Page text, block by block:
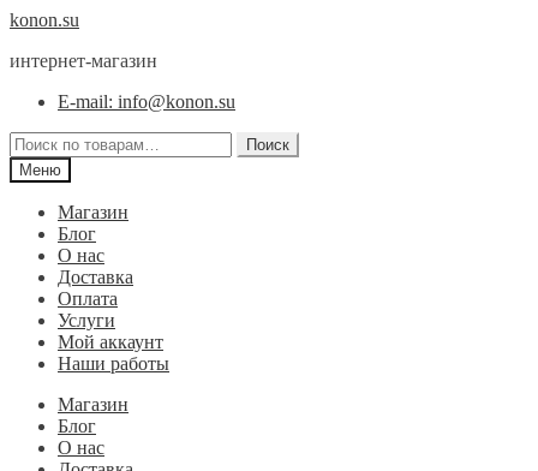
Перейти
навигации
Перейти
содержимому
konon.su
интернет-магазин
E-mail: info@konon.su
Искать:
Поиск
Меню
Магазин
Блог
О нас
Доставка
Оплата
Услуги
Мой аккаунт
Наши работы
Магазин
Блог
О нас